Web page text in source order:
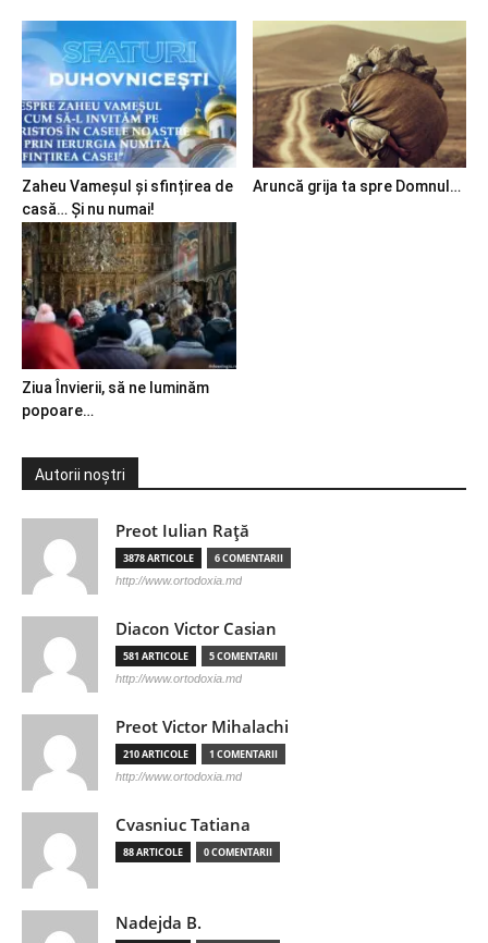
Zaheu Vameșul și sfințirea de
casă… Și nu numai!
Aruncă grija ta spre Domnul…
Ziua Învierii, să ne luminăm
popoare…
Autorii noștri
Preot Iulian Raţă
3878 ARTICOLE 6 COMENTARII
http://www.ortodoxia.md
Diacon Victor Casian
581 ARTICOLE 5 COMENTARII
http://www.ortodoxia.md
Preot Victor Mihalachi
210 ARTICOLE 1 COMENTARII
http://www.ortodoxia.md
Cvasniuc Tatiana
88 ARTICOLE 0 COMENTARII
Nadejda B.